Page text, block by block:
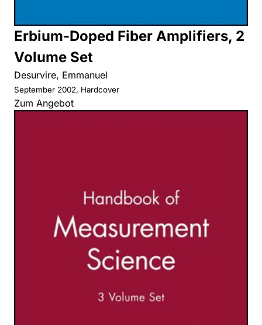
Erbium-Doped Fiber Amplifiers, 2
Volume Set
Desurvire, Emmanuel
September 2002, Hardcover
Zum Angebot